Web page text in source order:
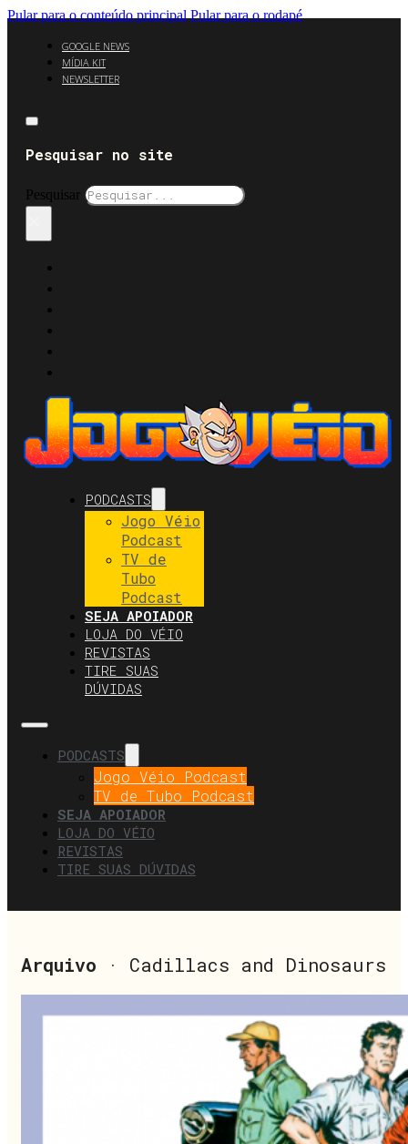
Pular para o conteúdo principal Pular para o rodapé
GOOGLE NEWS
MÍDIA KIT
NEWSLETTER
Pesquisar no site
Pesquisar
PODCASTS
Jogo Véio
Podcast
TV de
Tubo
Podcast
SEJA APOIADOR
LOJA DO VÉIO
REVISTAS
TIRE SUAS
DÚVIDAS
PODCASTS
Jogo Véio Podcast
TV de Tubo Podcast
SEJA APOIADOR
LOJA DO VÉIO
REVISTAS
TIRE SUAS DÚVIDAS
Arquivo · Cadillacs and Dinosaurs